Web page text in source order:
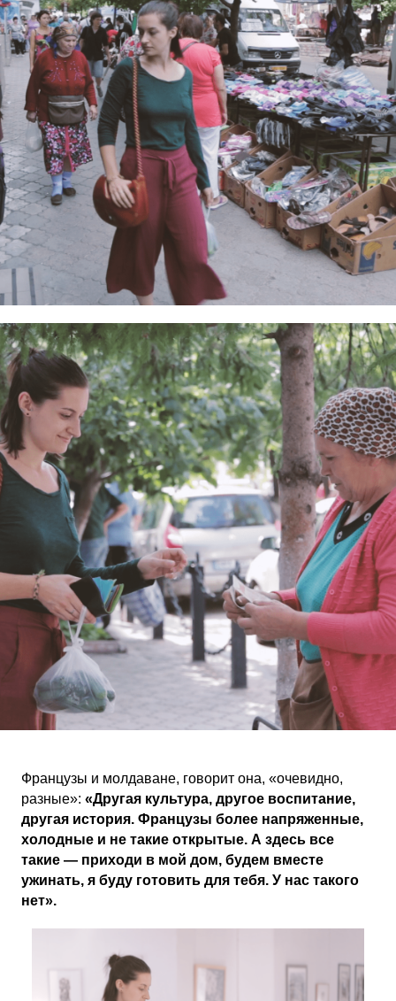
Французы и молдаване, говорит она, «очевидно,
разные»: «Другая культура, другое воспитание,
другая история. Французы более напряженные,
холодные и не такие открытые. А здесь все
такие — приходи в мой дом, будем вместе
ужинать, я буду готовить для тебя. У нас такого
нет».